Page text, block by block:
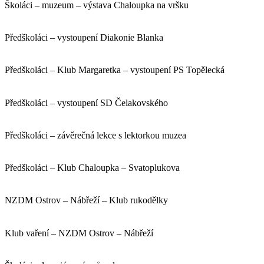
Školáci – muzeum – výstava Chaloupka na vršku
Předškoláci – vystoupení Diakonie Blanka
Předškoláci – Klub Margaretka – vystoupení PS Topělecká
Předškoláci – vystoupení SD Čelakovského
Předškoláci – závěrečná lekce s lektorkou muzea
Předškoláci – Klub Chaloupka – Svatoplukova
NZDM Ostrov – Nábřeží – Klub rukodělky
Klub vaření – NZDM Ostrov – Nábřeží